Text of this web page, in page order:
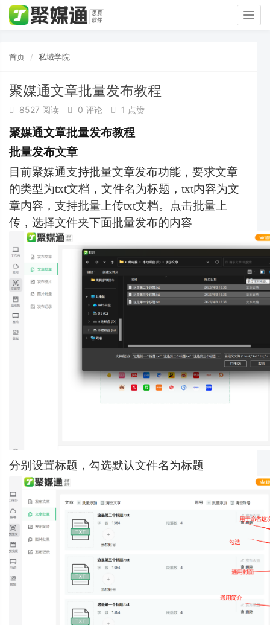
首页 私域学院
聚媒通文章批量发布教程
8527 阅读 0 评论 1 点赞
聚媒通文章批量发布教程
批量发布文章
目前聚媒通支持批量文章发布功能，要求文章
的类型为txt文档，文件名为标题，txt内容为文
章内容，支持批量上传txt文档。 点击批量上
传，选择文件夹下面批量发布的内容
分别设置标题，勾选默认文件名为标题